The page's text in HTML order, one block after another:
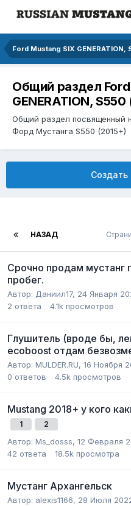
Ford Mustang SIX GENERATION,
Общий раздел Ford
GENERATION, S550
Общий раздел посвященный
Форд Мустанга S550 (2015+)
НАЗАД
Срочно продам мустанг
пробег.
Автор: Даниил17, 24 Января
2 ответа 4.1k просмотров
Глушитель (вроде бы,
ecoboost отдам
Автор: MULDER.RU, 16 Ноября
0 ответов 4.5k просмотров
Mustang 2018+ у кого
1 2
Автор: Ms_dosss, 12 Февраля
42 ответа 18.5k просмотра
Мустанг Архангельск
Автор: alexis1166, 28 Июля